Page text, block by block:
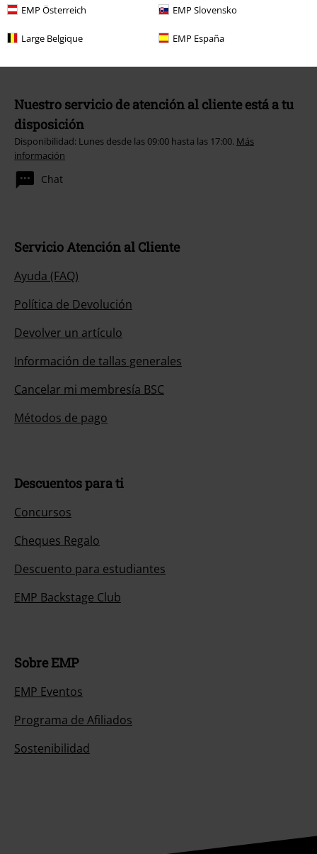
EMP Österreich EMP Slovensko
Large Belgique EMP España
Nuestro servicio de atención al cliente está a tu
disposición
Disponibilidad: Lunes desde las 09:00 hasta las 17:00. Más
información
Chat
Servicio Atención al Cliente
Ayuda (FAQ)
Política de Devolución
Devolver un artículo
Información de tallas generales
Cancelar mi membresía BSC
Métodos de pago
Descuentos para ti
Concursos
Cheques Regalo
Descuento para estudiantes
EMP Backstage Club
Sobre EMP
EMP Eventos
Programa de Afiliados
Sostenibilidad